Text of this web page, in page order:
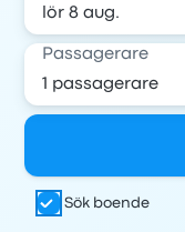
Passagerare
Sök boende